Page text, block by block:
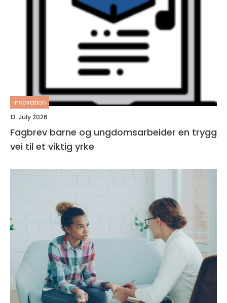
inspiration
13. July 2026
Fagbrev barne og ungdomsarbeider en trygg
vei til et viktig yrke